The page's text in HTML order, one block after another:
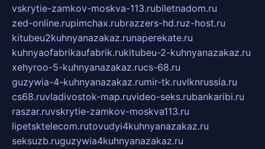
vskrytie-zamkov-moskva-113.rubiletnadom.ru
zed-online.rupimchax.rubrazzers-hd.ruz-host.ru
kitubeu2kuhnyanazakaz.runaperekate.ru
kuhnyaofabrikaufabrik.rukitubeu-2-kuhnyanazakaz.ru
xehyroo-5-kuhnyanazakaz.rucs-68.ru
guzywia-4-kuhnyanazakaz.rumir-tk.ruvlknrussia.ru
cs68.ruvladivostok-map.ruvideo-seks.rubankaribi.ru
raszar.ruvskrytie-zamkov-moskva113.ru
lipetsktelecom.rutovudyi4kuhnyanazakaz.ru
seksuzb.ruguzywia4kuhnyanazakaz.ru